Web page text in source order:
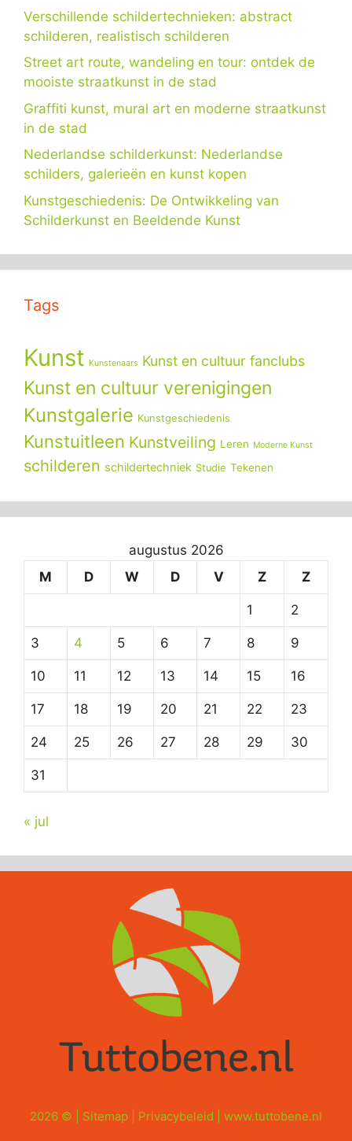
Verschillende schildertechnieken: abstract
schilderen, realistisch schilderen
Street art route, wandeling en tour: ontdek de
mooiste straatkunst in de stad
Graffiti kunst, mural art en moderne straatkunst
in de stad
Nederlandse schilderkunst: Nederlandse
schilders, galerieën en kunst kopen
Kunstgeschiedenis: De Ontwikkeling van
Schilderkunst en Beeldende Kunst
Tags
Kunst Kunstenaars Kunst en cultuur fanclubs
Kunst en cultuur verenigingen
Kunstgalerie Kunstgeschiedenis
Kunstuitleen Kunstveiling Leren Moderne Kunst
schilderen schildertechniek Studie Tekenen
augustus 2026
M
D W D V Z Z
1 2
3 4 5 6 7 8 9
10 11 12 13 14 15 16
17 18 19 20 21 22 23
24 25 26 27 28 29 30
31
« jul
2026 © | Sitemap Privacybeleid www.tuttobene.nl